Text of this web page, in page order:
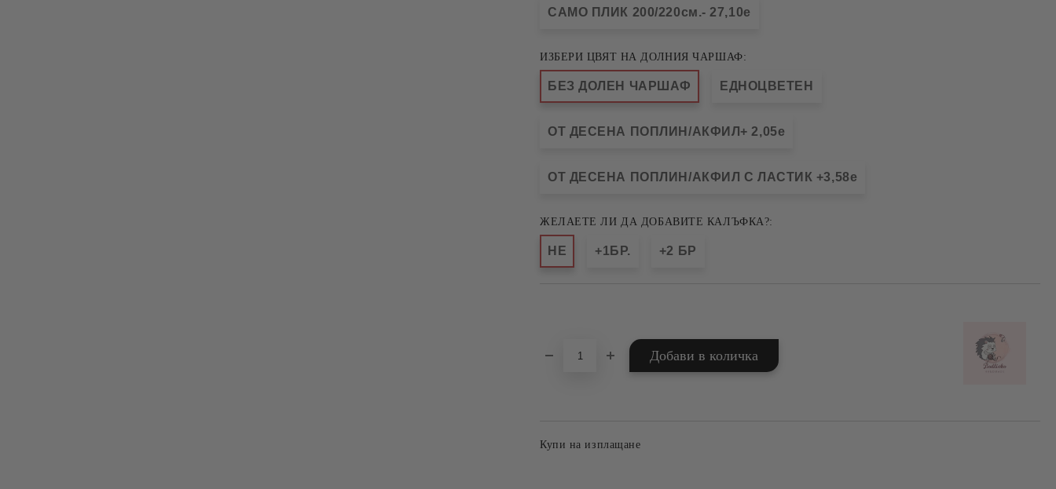
САМО ПЛИК 200/220см.- 27,10е
ИЗБЕРИ ЦВЯТ НА ДОЛНИЯ ЧАРШАФ:
БЕЗ ДОЛЕН ЧАРШАФ ЕДНОЦВЕТЕН
ОТ ДЕСЕНА ПОПЛИН/АКФИЛ+ 2,05e
ОТ ДЕСЕНА ПОПЛИН/АКФИЛ С ЛАСТИК +3,58e
ЖЕЛАЕТЕ ЛИ ДА ДОБАВИТЕ КАЛЪФКА?:
НЕ +1БР. +2 БР
Купи на изплащане